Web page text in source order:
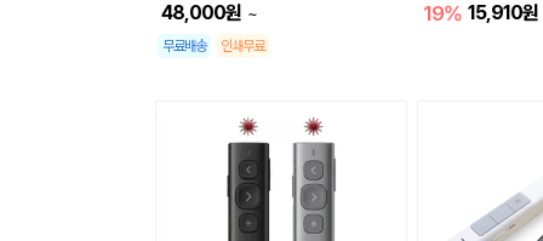
48,000원 ~
무료배송 인쇄무료
19% 15,910원